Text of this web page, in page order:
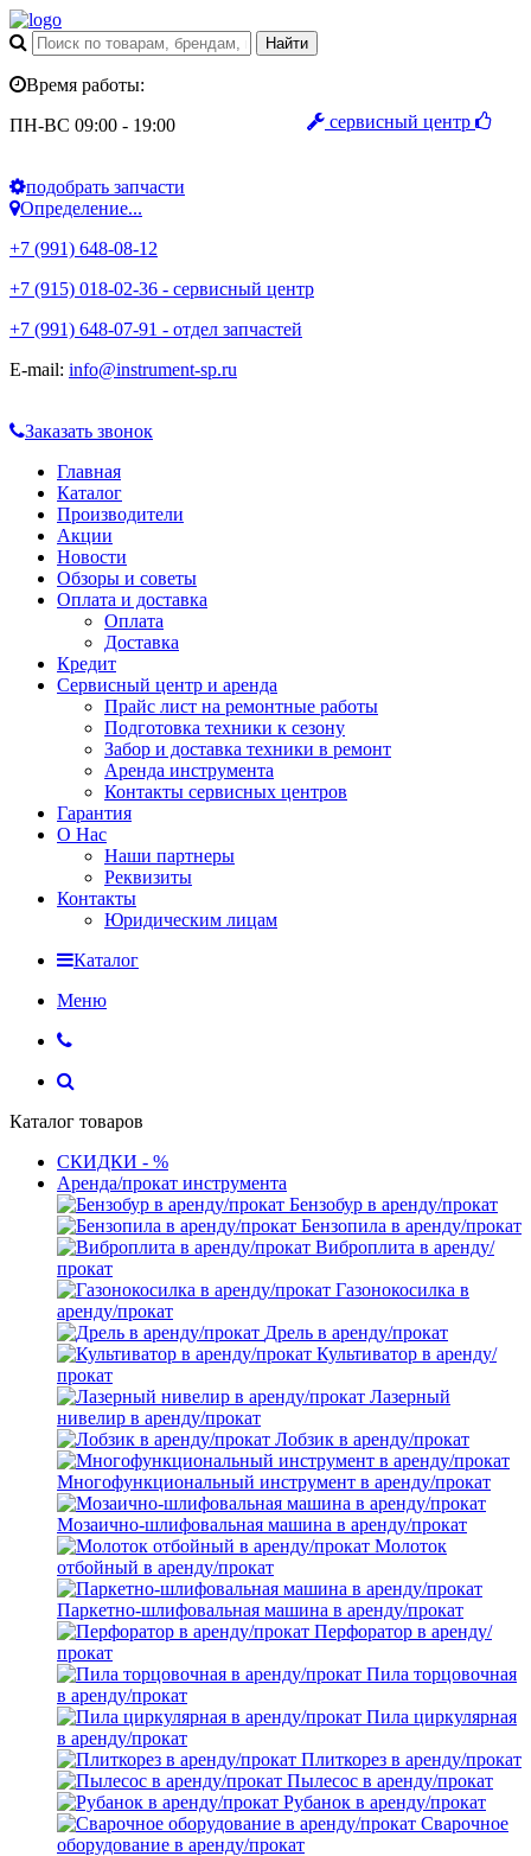
сервисный центр
Время работы:
ПН-ВС 09:00 - 19:00
подобрать запчасти
Определение...
+7 (991) 648-08-12
+7 (915) 018-02-36 - сервисный центр
+7 (991) 648-07-91 - отдел запчастей
E-mail: info@instrument-sp.ru
Заказать звонок
Главная
Каталог
Производители
Акции
Новости
Обзоры и советы
Оплата и доставка
Оплата
Доставка
Кредит
Сервисный центр и аренда
Прайс лист на ремонтные работы
Подготовка техники к сезону
Забор и доставка техники в ремонт
Аренда инструмента
Контакты сервисных центров
Гарантия
О Нас
Наши партнеры
Реквизиты
Контакты
Юридическим лицам
Каталог
Меню
Каталог товаров
СКИДКИ - %
Аренда/прокат инструмента
Бензобур в аренду/прокат
Бензопила в аренду/прокат
Виброплита в аренду/
прокат
Газонокосилка в
аренду/прокат
Дрель в аренду/прокат
Культиватор в аренду/
прокат
Лазерный
нивелир в аренду/прокат
Лобзик в аренду/прокат
Многофункциональный инструмент в аренду/прокат
Мозаично-шлифовальная машина в аренду/прокат
Молоток
отбойный в аренду/прокат
Паркетно-шлифовальная машина в аренду/прокат
Перфоратор в аренду/
прокат
Пила торцовочная
в аренду/прокат
Пила циркулярная
в аренду/прокат
Плиткорез в аренду/прокат
Пылесос в аренду/прокат
Рубанок в аренду/прокат
Сварочное
оборудование в аренду/прокат